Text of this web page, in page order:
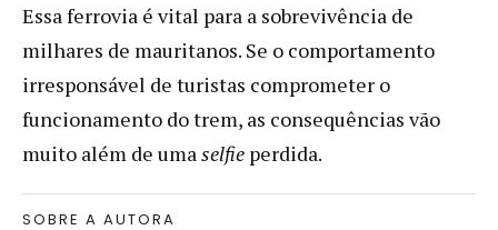
Essa ferrovia é vital para a sobrevivência de
milhares de mauritanos. Se o comportamento
irresponsável de turistas comprometer o
funcionamento do trem, as consequências vão
muito além de umaselfie perdida.
SOBRE A AUTORA